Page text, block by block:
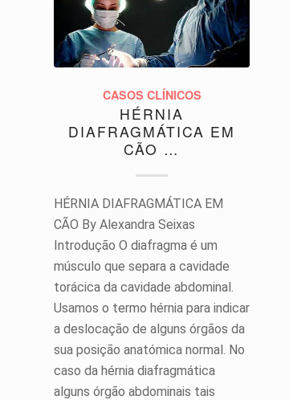
CASOS CLÍNICOS
HÉRNIA
DIAFRAGMÁTICA EM
CÃO …
HÉRNIA DIAFRAGMÁTICA EM
CÃO By Alexandra Seixas
Introdução O diafragma é um
músculo que separa a cavidade
torácica da cavidade abdominal.
Usamos o termo hérnia para indicar
a deslocação de alguns órgãos da
sua posição anatómica normal. No
caso da hérnia diafragmática
alguns órgão abdominais tais